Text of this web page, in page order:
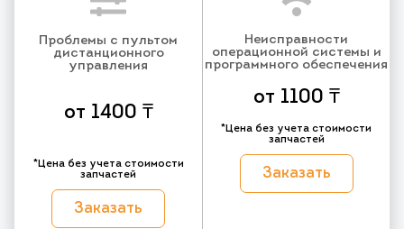
Проблемы с пультом
дистанционного
управления
от 1400 ₸
*Цена без учета стоимости
запчастей
Заказать
Неисправности
операционной системы и
программного обеспечения
от 1100 ₸
*Цена без учета стоимости
запчастей
Заказать